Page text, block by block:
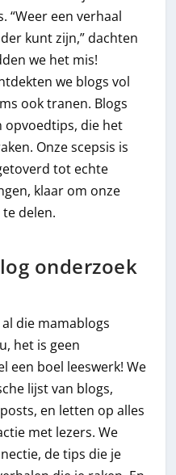
“Weer een verhaal
kunt zijn,” dachten
we het mis!
we blogs vol
ook tranen. Blogs
opvoedtips, die het
Onze scepsis is
tot echte
klaar om onze
delen.
onderzoek
die mamablogs
het is geen
een boel leeswerk! We
lijst van blogs,
en letten op alles
met lezers. We
de tips die je